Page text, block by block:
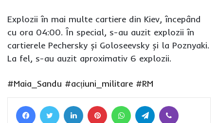
Explozii în mai multe cartiere din Kiev, începând
cu ora 04:00. În special, s-au auzit explozii în
cartierele Pechersky și Goloseevsky și la Poznyaki.
La fel, s-au auzit aproximativ 6 explozii.
#Maia_Sandu #acțiuni_militare #RM
FacebookTwitter LinkedIn Pinterest WhatsAppTelegram